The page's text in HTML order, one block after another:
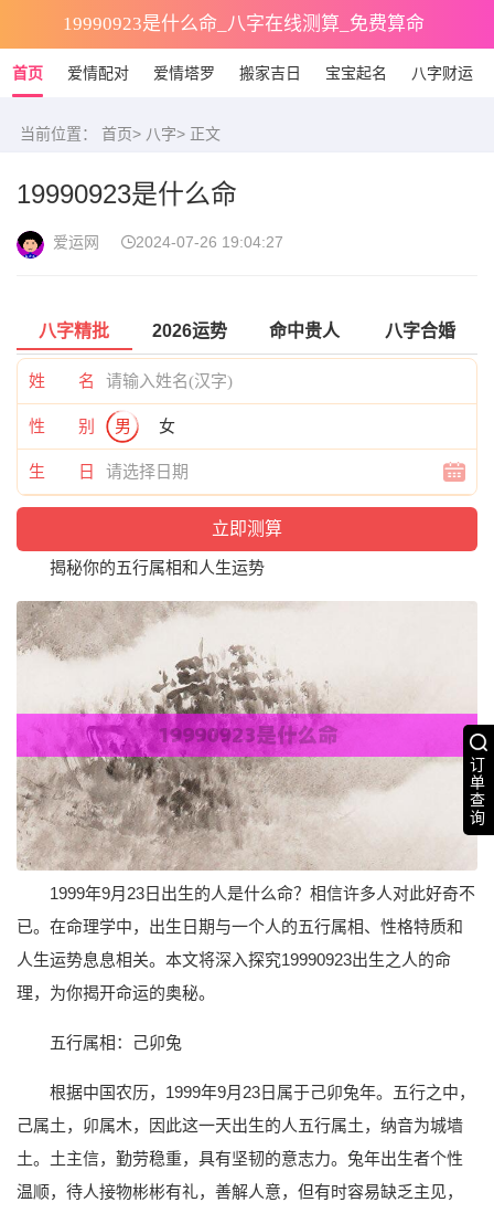
19990923是什么命_八字在线测算_免费算命
首页 爱情配对 爱情塔罗 搬家吉日 宝宝起名 八字财运
订
单
查
询
当前位置： 首页> 八字> 正文
19990923是什么命
爱运网 2024-07-26 19:04:27
八字精批 2026运势 命中贵人 八字合婚
姓 名
性 别 男 女
生 日
揭秘你的五行属相和人生运势
1999年9月23日出生的人是什么命？相信许多人对此好奇不
已。在命理学中，出生日期与一个人的五行属相、性格特质和
人生运势息息相关。本文将深入探究19990923出生之人的命
理，为你揭开命运的奥秘。
五行属相：己卯兔
根据中国农历，1999年9月23日属于己卯兔年。五行之中，
己属土，卯属木，因此这一天出生的人五行属土，纳音为城墙
土。土主信，勤劳稳重，具有坚韧的意志力。兔年出生者个性
温顺，待人接物彬彬有礼，善解人意，但有时容易缺乏主见，